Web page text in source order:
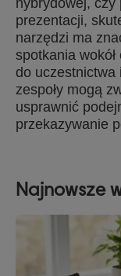
prezentacji,
narzędzi ma
spotkania
do uczestnictwa
zespoły mogą
usprawnić
przekazywanie
Najnowsze